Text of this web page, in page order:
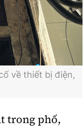
về thiết bị điện,
trong phố,